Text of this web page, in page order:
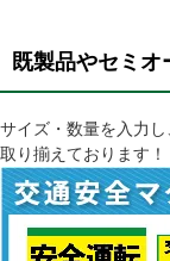
既製品やセミオ
サイズ・数量を入力
取り揃えております！